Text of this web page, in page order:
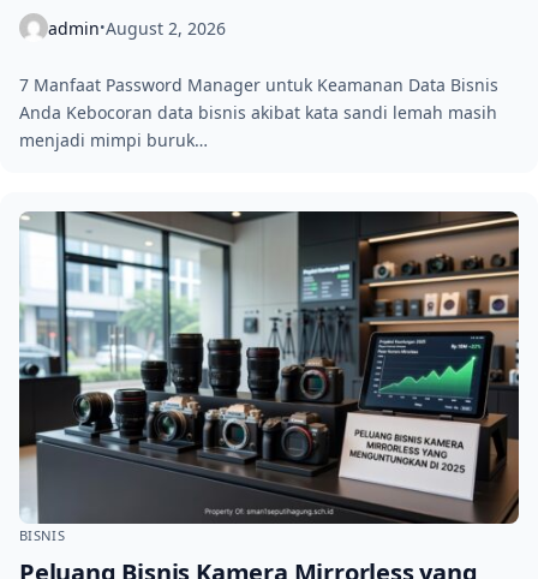
admin•August 2, 2026
7 Manfaat Password Manager untuk Keamanan Data Bisnis
Anda Kebocoran data bisnis akibat kata sandi lemah masih
menjadi mimpi buruk…
BISNIS